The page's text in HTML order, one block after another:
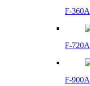
F-360A
F-720A
F-900A